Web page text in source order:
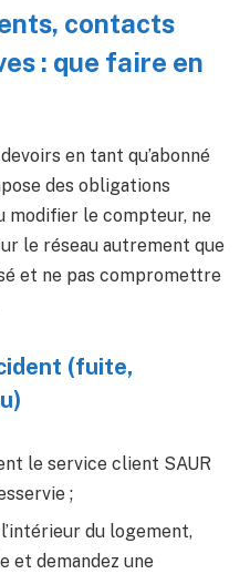
contacts
: que faire en
en tant qu’abonné
des obligations
modifier le compteur, ne
le réseau autrement que
et ne pas compromettre
(fuite,
le service client SAUR
;
du logement,
et demandez une